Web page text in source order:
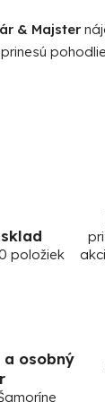
v
ý
& Majster
položiek
a osobný